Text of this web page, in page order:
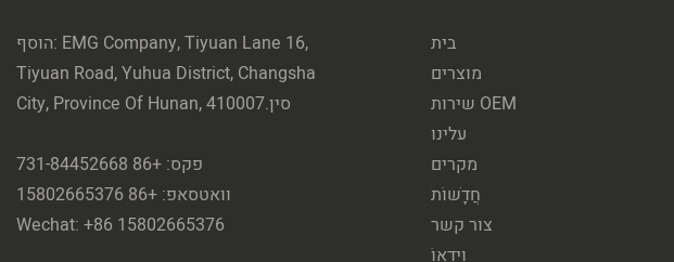
הוסף: EMG Company, Tiyuan Lane 16,
Tiyuan Road, Yuhua District, Changsha
City, Province Of Hunan, סין.410007
פקס: +86 731-84452668
Wechat: +86 15802665376
בית
מוצרים
שירות OEM
עלינו
מקרים
חֲדָשׁוֹת
צור קשר
וִידֵאוֹ